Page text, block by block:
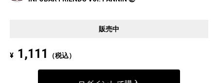
♪あなたのお気に入りはどれですか？
Pixel art NFT "INFOBAR Friends" was created to commemorate the 20th a
3. The expressions on the INFOBAR FRIENDS' faces are nostalgic pictogra
販売中
¥ 1,111 （税込）